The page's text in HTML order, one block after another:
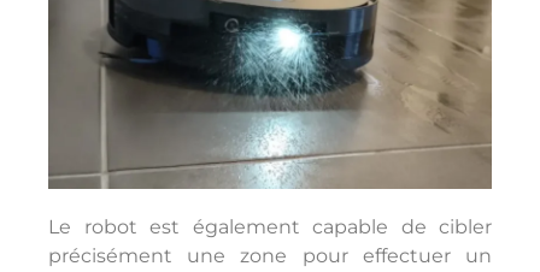
Le robot est également capable de cibler
précisément une zone pour effectuer un